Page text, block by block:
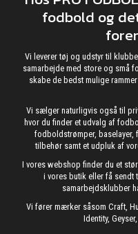
fodbold og
Vi leverer tøj og udstyr til
samarbejde med store og små
skabe de bedst mulige
Vi sælger naturligvis også til
hvor du finder et udvalg af
fodboldstrømper,
tilbehør samt et udpluk af
I vores webshop finder du et
i vores butik eller få sendt
samarbejdsklubber
Vi fører mærker såsom Craft,
Identity,